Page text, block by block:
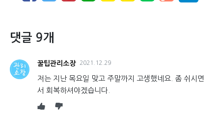
댓글 9개
꿀팁관리소장 2021.12.29
저는 지난 목요일 맞고 주말까지 고생했네요. 좀 쉬시면
서 회복하셔야겠습니다.